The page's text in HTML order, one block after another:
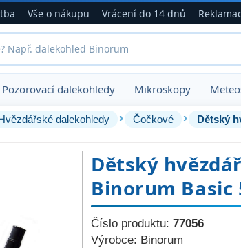
Vše o nákupu Vrácení do 14 dnů
Pozorovací dalekohledy Mikroskopy
dalekohledy › Čočkové › Dětský
Dětský
Binorum Basic
Číslo produktu: 77056
Výrobce: Binorum